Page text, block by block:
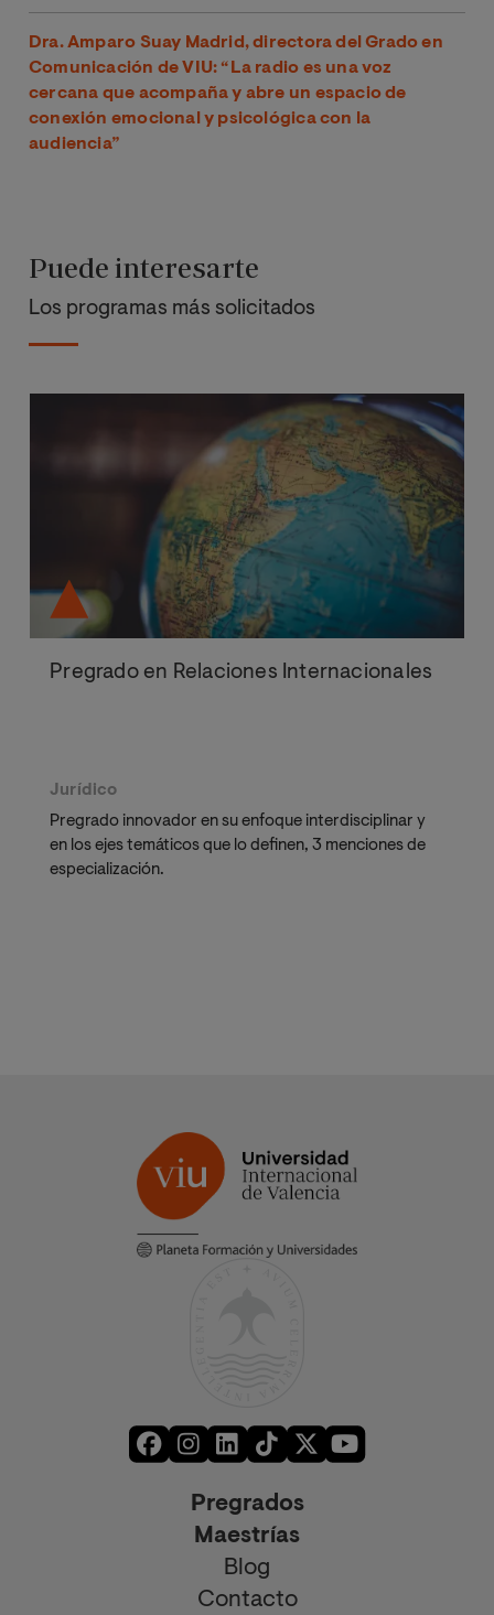
Dra. Amparo Suay Madrid, directora del Grado en
Comunicación de VIU: “La radio es una voz
cercana que acompaña y abre un espacio de
conexión emocional y psicológica con la
audiencia”
Puede interesarte
Los programas más solicitados
Pregrado en Relaciones Internacionales
Jurídico
Pregrado innovador en su enfoque interdisciplinar y
en los ejes temáticos que lo definen, 3 menciones de
especialización.
Pregrados
Maestrías
Blog
Contacto